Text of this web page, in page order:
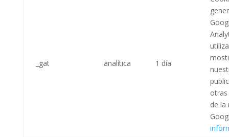
_gat analítica 1 día
otras
de la